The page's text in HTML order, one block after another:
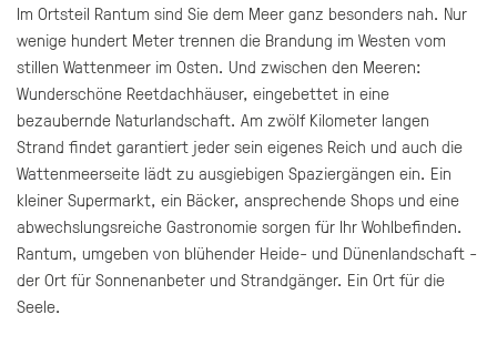
Im Ortsteil Rantum sind Sie dem Meer ganz besonders nah. Nur
wenige hundert Meter trennen die Brandung im Westen vom
stillen Wattenmeer im Osten. Und zwischen den Meeren:
Wunderschöne Reetdachhäuser, eingebettet in eine
bezaubernde Naturlandschaft. Am zwölf Kilometer langen
Strand findet garantiert jeder sein eigenes Reich und auch die
Wattenmeerseite lädt zu ausgiebigen Spaziergängen ein. Ein
kleiner Supermarkt, ein Bäcker, ansprechende Shops und eine
abwechslungsreiche Gastronomie sorgen für Ihr Wohlbefinden.
Rantum, umgeben von blühender Heide- und Dünenlandschaft -
der Ort für Sonnenanbeter und Strandgänger. Ein Ort für die
Seele.